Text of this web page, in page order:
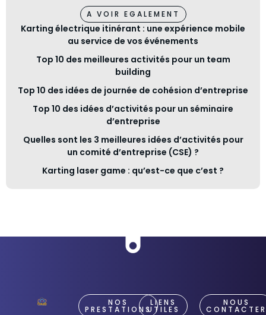
A VOIR EGALEMENT
Karting électrique itinérant : une expérience mobile
au service de vos événements
Top 10 des meilleures activités pour un team
building
Top 10 des idées de journée de cohésion d’entreprise
Top 10 des idées d’activités pour un séminaire
d’entreprise
Quelles sont les 3 meilleures idées d’activités pour
un comité d’entreprise (CSE) ?
Karting laser game : qu’est-ce que c’est ?
NOS
PRESTATIONS
LIENS
UTILES
NOUS
CONTACTER